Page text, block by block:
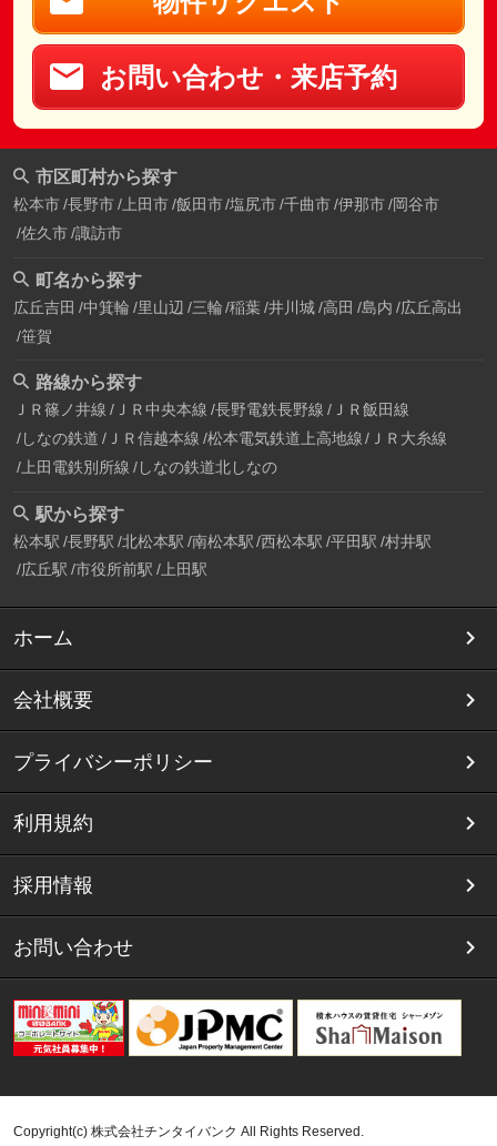
お問い合わせ・来店予約
市区町村から探す
松本市 長野市 上田市 飯田市 塩尻市 千曲市 伊那市 岡谷市
佐久市 諏訪市
町名から探す
広丘吉田 中箕輪 里山辺 三輪 稲葉 井川城 高田 島内 広丘高出
笹賀
路線から探す
ＪＲ篠ノ井線 ＪＲ中央本線 長野電鉄長野線 ＪＲ飯田線
しなの鉄道 ＪＲ信越本線 松本電気鉄道上高地線
ＪＲ大糸線
上田電鉄別所線 しなの鉄道北しなの
駅から探す
松本駅 長野駅 北松本駅 南松本駅 西松本駅 平田駅 村井駅
広丘駅 市役所前駅 上田駅
ホーム
会社概要
プライバシーポリシー
利用規約
採用情報
お問い合わせ
Copyright(c) 株式会社チンタイバンク All Rights Reserved.